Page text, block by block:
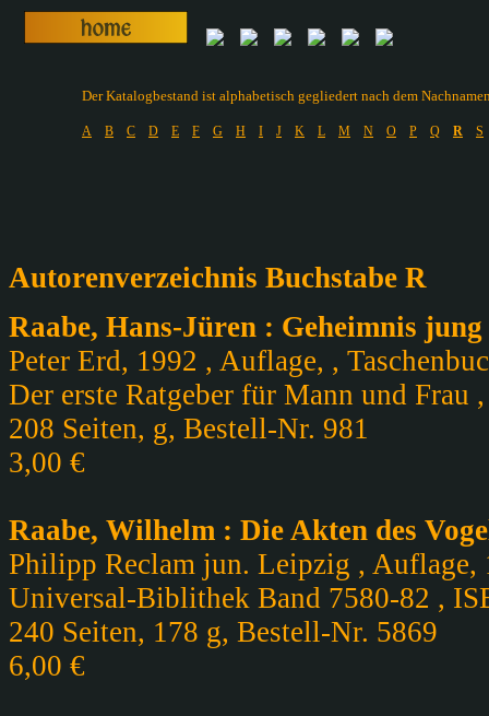
Der Katalogbestand ist alphabetisch gegliedert nach dem
A B C D E F G H I J K L M N O P Q R S
Autorenverzeichnis Buchstabe R
Raabe, Hans-Jüren : Geheimnis
Peter Erd, 1992 , Auflage, ,
Der erste Ratgeber für Mann und Frau
208 Seiten, g, Bestell-Nr. 981
3,00 €
Raabe, Wilhelm : Die Akten des
Philipp Reclam jun. Leipzig , Auflage,
Universal-Biblithek Band 7580-82 ,
240 Seiten, 178 g, Bestell-Nr. 5869
6,00 €